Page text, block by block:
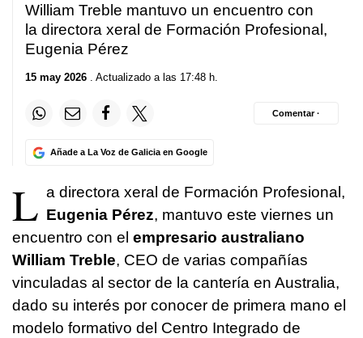
William Treble mantuvo un encuentro con
la directora xeral de Formación Profesional,
Eugenia Pérez
15 may 2026 . Actualizado a las 17:48 h.
Añade a La Voz de Galicia en Google
Comentar ·
L a directora xeral de Formación Profesional,
Eugenia Pérez, mantuvo este viernes un
encuentro con el empresario australiano
William Treble, CEO de varias compañías
vinculadas al sector de la cantería en Australia,
dado su interés por conocer de primera mano el
modelo formativo del Centro Integrado de